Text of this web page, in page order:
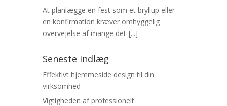
At planlægge en fest som et bryllup eller
en konfirmation kræver omhyggelig
overvejelse af mange det [...]
Seneste indlæg
Effektivt hjemmeside design til din
virksomhed
Vigtigheden af professionelt